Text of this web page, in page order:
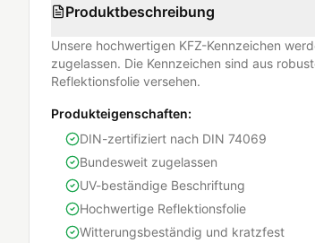
Produktbeschreibung
Unsere hochwertigen KFZ-Kennzeichen
zugelassen. Die Kennzeichen sind aus
Reflektionsfolie versehen.
Produkteigenschaften:
DIN-zertifiziert nach DIN 74069
Bundesweit zugelassen
UV-beständige Beschriftung
Hochwertige Reflektionsfolie
Witterungsbeständig und kratzfest